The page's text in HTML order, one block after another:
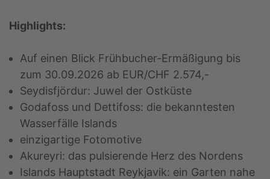
Highlights:
Auf einen Blick Frühbucher-Ermäßigung bis
zum 30.09.2026 ab EUR/CHF 2.574,-
Seydisfjördur: Juwel der Ostküste
Godafoss und Dettifoss: die bekanntesten
Wasserfälle Islands
einzigartige Fotomotive
Akureyri: das pulsierende Herz des Nordens
Islands Hauptstadt Reykjavik: ein Garten nahe